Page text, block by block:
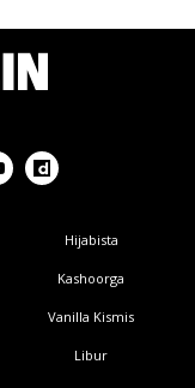
Hijabista
Kashoorga
Vanilla Kismis
Libur